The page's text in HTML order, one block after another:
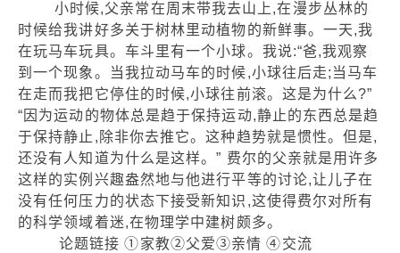
小时候,父亲常在周末带我去山上,在漫步丛林的
时候给我讲好多关于树林里动植物的新鲜事。一天,我
在玩马车玩具。车斗里有一个小球。我说:“爸,我观察
到一个现象。当我拉动马车的时候,小球往后走;当马车
在走而我把它停住的时候,小球往前滚。这是为什么?”
“因为运动的物体总是趋于保持运动,静止的东西总是趋
于保持静止,除非你去推它。这种趋势就是惯性。但是,
还没有人知道为什么是这样。” 费尔的父亲就是用许多
这样的实例兴趣盎然地与他进行平等的讨论,让儿子在
没有任何压力的状态下接受新知识,这使得费尔对所有
的科学领域着迷,在物理学中建树颇多。
论题链接 ①家教②父爱③亲情 ④交流